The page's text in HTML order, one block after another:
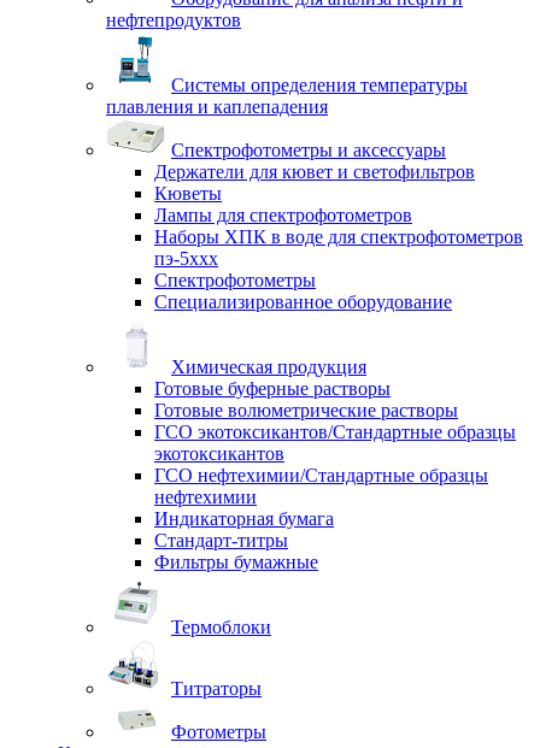
нефтепродуктов
Системы определения температуры
плавления и каплепадения
Спектрофотометры и аксессуары
Держатели для кювет и светофильтров
Кюветы
Лампы для спектрофотометров
Наборы ХПК в воде для спектрофотометров
пэ-5ххх
Спектрофотометры
Специализированное оборудование
Химическая продукция
Готовые буферные растворы
Готовые волюметрические растворы
ГСО экотоксикантов/Стандартные образцы
экотоксикантов
ГСО нефтехимии/Стандартные образцы
нефтехимии
Индикаторная бумага
Стандарт-титры
Фильтры бумажные
Термоблоки
Титраторы
Фотометры